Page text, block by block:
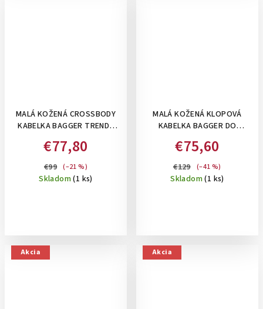
MALÁ KOŽENÁ CROSSBODY
KABELKA BAGGER TRENDY
€77,80
€99 (–21 %)
Skladom(1 ks)
MALÁ KOŽENÁ KLOPOVÁ
KABELKA BAGGER DO
PÚDROVO RUŽOVÁ
€75,60
€129 (–41 %)
Skladom(1 ks)
Akcia Akcia